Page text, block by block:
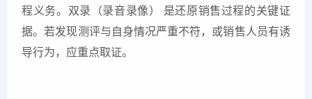
程义务。双录（录音录像） 是还原销售过程的关键证
据。若发现测评与自身情况严重不符，或销售人员有诱
导行为，应重点取证。